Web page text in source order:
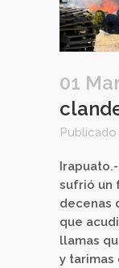
01
Publicado
sufrió un
decenas
que
llamas
y tarimas